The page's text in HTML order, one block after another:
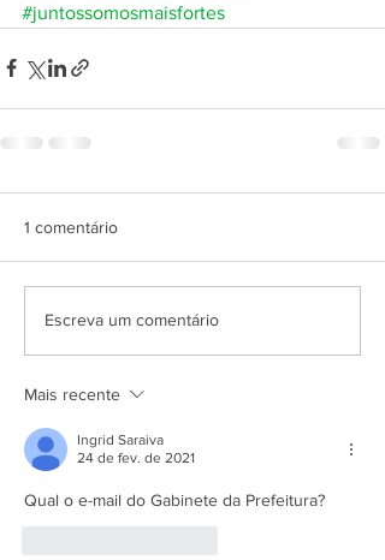
#juntossomosmaisfortes
1 comentário
Escreva um comentário
Mais recente
Ingrid Saraiva
24 de fev. de 2021
Qual o e-mail do Gabinete da Prefeitura?